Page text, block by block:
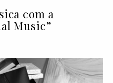
com a
Music”